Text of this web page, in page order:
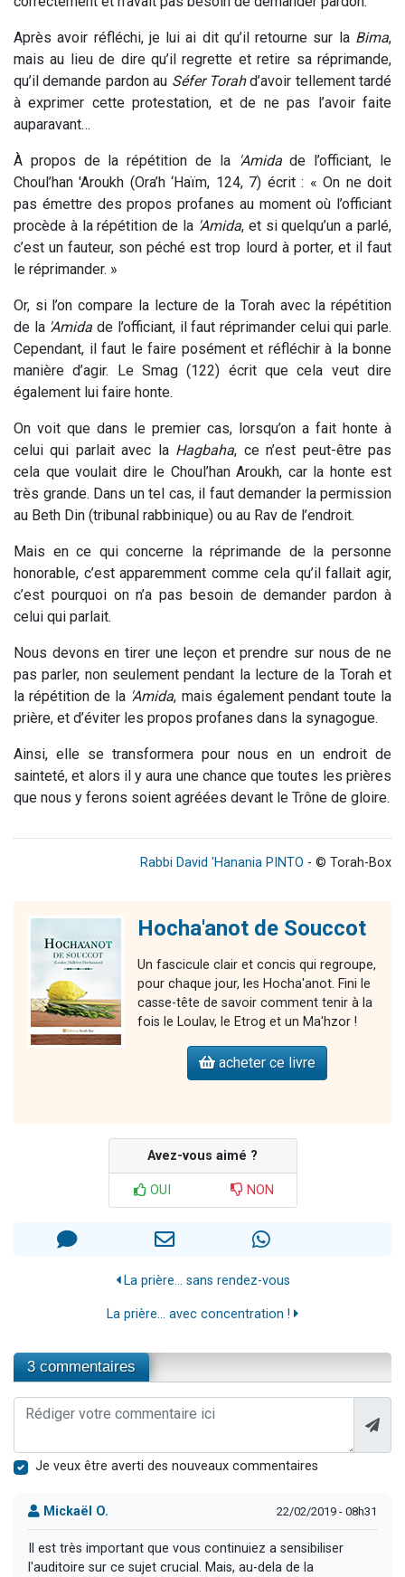
Après avoir réfléchi, je lui ai dit qu’il retourne sur la Bima,
mais au lieu de dire qu’il regrette et retire sa réprimande,
qu’il demande pardon au Séfer Torahd’avoir tellement tardé
à exprimer cette protestation, et de ne pas l’avoir faite
auparavant…
À propos de la répétition de la 'Amidade l’officiant, le
Choul’han 'Aroukh (Ora’h ‘Haïm, 124, 7) écrit : « On ne doit
pas émettre des propos profanes au moment où l’officiant
procède à la répétition de la 'Amida, et si quelqu’un a parlé,
c’est un fauteur, son péché est trop lourd à porter, et il faut
le réprimander. »
Or, si l’on compare la lecture de la Torah avec la répétition
de la 'Amida de l’officiant, il faut réprimander celui qui parle.
Cependant, il faut le faire posément et réfléchir à la bonne
manière d’agir. Le Smag (122) écrit que cela veut dire
également lui faire honte.
On voit que dans le premier cas, lorsqu’on a fait honte à
celui qui parlait avec la Hagbaha, ce n’est peut-être pas
cela que voulait dire le Choul’han Aroukh, car la honte est
très grande. Dans un tel cas, il faut demander la permission
au Beth Din (tribunal rabbinique) ou au Rav de l’endroit.
Mais en ce qui concerne la réprimande de la personne
honorable, c’est apparemment comme cela qu’il fallait agir,
c’est pourquoi on n’a pas besoin de demander pardon à
celui qui parlait.
Nous devons en tirer une leçon et prendre sur nous de ne
pas parler, non seulement pendant la lecture de la Torah et
la répétition de la 'Amida, mais également pendant toute la
prière, et d’éviter les propos profanes dans la synagogue.
Ainsi, elle se transformera pour nous en un endroit de
sainteté, et alors il y aura une chance que toutes les prières
que nous y ferons soient agréées devant le Trône de gloire.
Rabbi David 'Hanania PINTO - © Torah-Box
Hocha'anot de Souccot
Un fascicule clair et concis qui regroupe,
pour chaque jour, les Hocha'anot. Fini le
casse-tête de savoir comment tenir à la
fois le Loulav, le Etrog et un Ma'hzor !
acheter ce livre
Avez-vous aimé ?
OUI NON
La prière... sans rendez-vous
La prière... avec concentration !
3 commentaires
Je veux être averti des nouveaux commentaires
Mickaël O. 22/02/2019 - 08h31
Il est très important que vous continuiez a sensibiliser
l'auditoire sur ce sujet crucial. Mais, au-dela de la